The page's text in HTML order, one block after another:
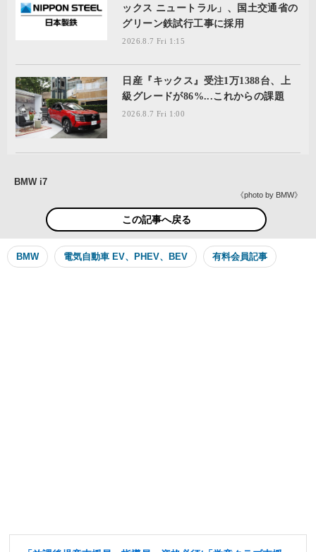
ックス ニュートラル」、国土交通省の
グリーン鉄試行工事に採用
2026.8.7 Fri 1:15
日産『キックス』受注1万1388台、上
級グレードが86%...これからの課題
2026.8.7 Fri 1:00
《photo by BMW》
BMW i7
この記事へ戻る
BMW 電気自動車 EV、PHEV、BEV 有料会員記事